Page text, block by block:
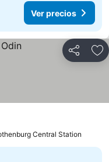
Ver precios
Compartir
Central Station